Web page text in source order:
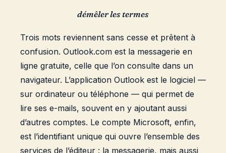
démêler les termes
Trois mots reviennent sans cesse et prêtent à
confusion. Outlook.com est la messagerie en
ligne gratuite, celle que l’on consulte dans un
navigateur. L’application Outlook est le logiciel —
sur ordinateur ou téléphone — qui permet de
lire ses e-mails, souvent en y ajoutant aussi
d’autres comptes. Le compte Microsoft, enfin,
est l’identifiant unique qui ouvre l’ensemble des
services de l’éditeur : la messagerie, mais aussi